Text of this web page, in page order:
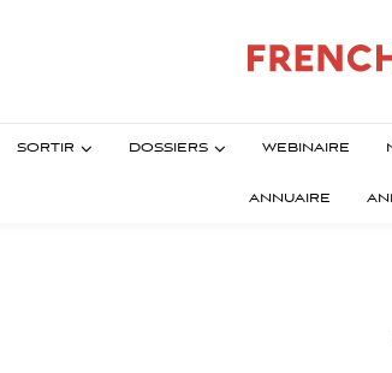
SORTIR DOSSIERS WEBINAIRE
ANNUAIRE